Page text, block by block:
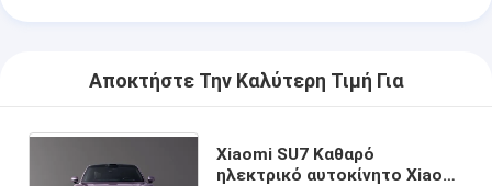
Αποκτήστε Την Καλύτερη Τιμή Για
Xiaomi SU7 Καθαρό
ηλεκτρικό αυτοκίνητο Xiaomi